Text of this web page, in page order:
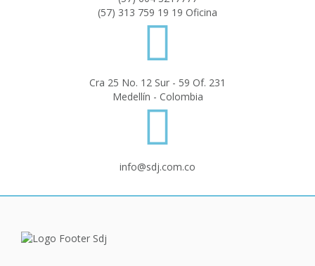
(57) 313 759 19 19 Oficina
Cra 25 No. 12 Sur - 59 Of. 231
Medellín - Colombia
info@sdj.com.co